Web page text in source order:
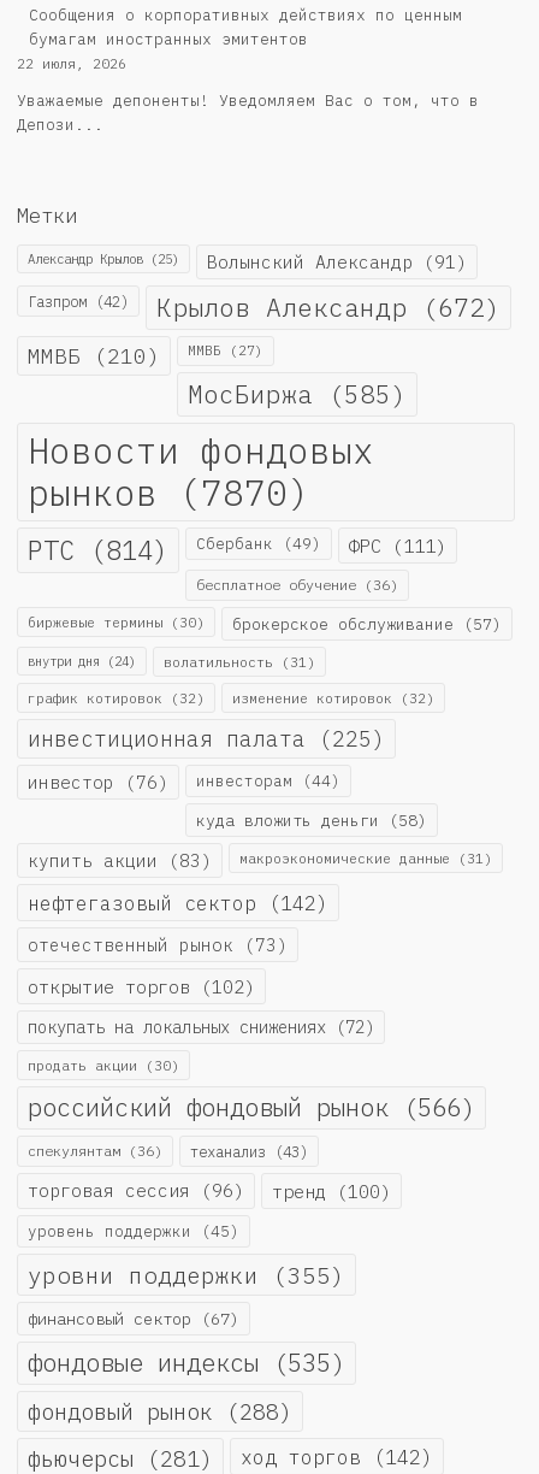
Сообщения о корпоративных действиях по ценным
бумагам иностранных эмитентов
22 июля, 2026
Уважаемые депоненты! Уведомляем Вас о том, что в
Депози...
Метки
Александр Крылов (25) Волынский Александр (91)
Газпром (42) Крылов Александр (672)
ММВБ (210) ММВБ (27)
МосБиржа (585)
Новости фондовых
рынков (7870)
РТС (814) Сбербанк (49) ФРС (111)
бесплатное обучение (36)
биржевые термины (30) брокерское обслуживание (57)
внутри дня (24) волатильность (31)
график котировок (32) изменение котировок (32)
инвестиционная палата (225)
инвестор (76) инвесторам (44)
куда вложить деньги (58)
купить акции (83) макроэкономические данные (31)
нефтегазовый сектор (142)
отечественный рынок (73)
открытие торгов (102)
покупать на локальных снижениях (72)
продать акции (30)
российский фондовый рынок (566)
спекулянтам (36) теханализ (43)
торговая сессия (96) тренд (100)
уровень поддержки (45)
уровни поддержки (355)
финансовый сектор (67)
фондовые индексы (535)
фондовый рынок (288)
фьючерсы (281) ход торгов (142)